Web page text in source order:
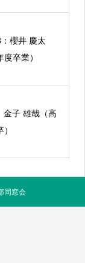
：櫻井 慶太
卒業）
金子 雄哉（高
同窓会